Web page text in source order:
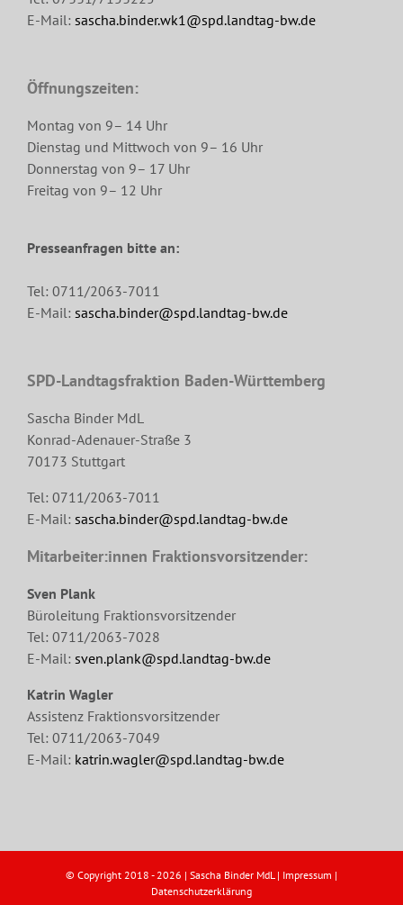
E-Mail: sascha.binder.wk1@spd.landtag-bw.de
Öffnungszeiten:
Montag von 9– 14 Uhr
Dienstag und Mittwoch von 9– 16 Uhr
Donnerstag von 9– 17 Uhr
Freitag von 9– 12 Uhr
Presseanfragen bitte an:
Tel: 0711/2063-7011
E-Mail: sascha.binder@spd.landtag-bw.de
SPD-Landtagsfraktion Baden-Württemberg
Sascha Binder MdL
Konrad-Adenauer-Straße 3
70173 Stuttgart
Tel: 0711/2063-7011
E-Mail: sascha.binder@spd.landtag-bw.de
Mitarbeiter:innen Fraktionsvorsitzender:
Sven Plank
Büroleitung Fraktionsvorsitzender
Tel: 0711/2063-7028
E-Mail: sven.plank@spd.landtag-bw.de
Katrin Wagler
Assistenz Fraktionsvorsitzender
Tel: 0711/2063-7049
E-Mail: katrin.wagler@spd.landtag-bw.de
© Copyright 2018 -2026 | Sascha Binder MdL | Impressum |
Datenschutzerklärung